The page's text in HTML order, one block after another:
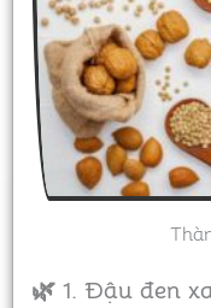
🌿 1. Đậu đen